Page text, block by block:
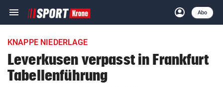
menu Navigation
ein-/ausklappen
account_circle
Anmelden
Abo
close Schließen
account_circle Anmelden
KNAPPE NIEDERLAGE
Leverkusen verpasst in Frankfurt
Tabellenführung